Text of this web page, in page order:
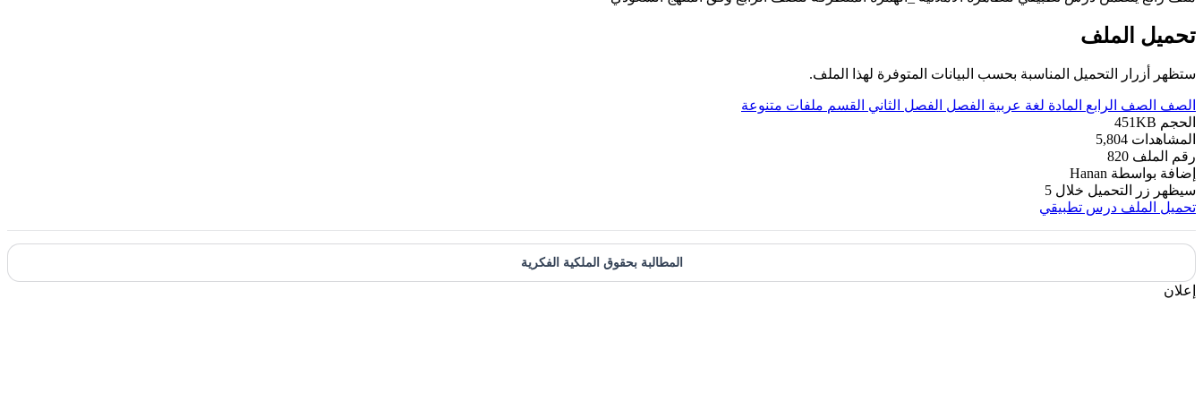
تحميل الملف
ستظهر أزرار التحميل المناسبة بحسب البيانات المتوفرة لهذا الملف.
الصف الصف الرابع المادة لغة عربية الفصل الفصل الثاني القسم ملفات متنوعة
الحجم 451KB
المشاهدات 5,804
رقم الملف 820
إضافة بواسطة Hanan
سيظهر زر التحميل خلال 5
تحميل الملف درس تطبيقي
المطالبة بحقوق الملكية الفكرية
إعلان